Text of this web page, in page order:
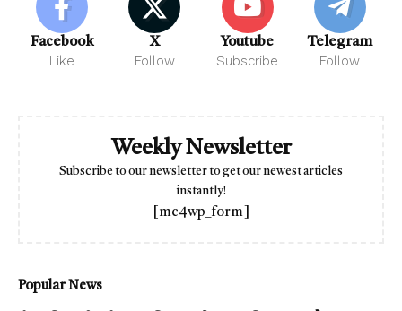
Facebook
Like
X
Follow
Youtube
Subscribe
Telegram
Follow
Weekly Newsletter
Subscribe to our newsletter to get our newest articles
instantly!
[mc4wp_form]
Popular News